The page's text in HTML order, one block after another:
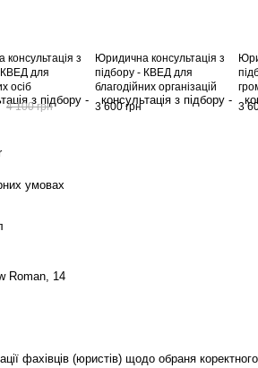
з
КВЕД для
осіб
4 100 грн
Юридична консультація з
підбору - КВЕД для
благодійних організацій
3 600 грн
3
умовах
Roman, 14
фахівців (юристів) щодо обраня